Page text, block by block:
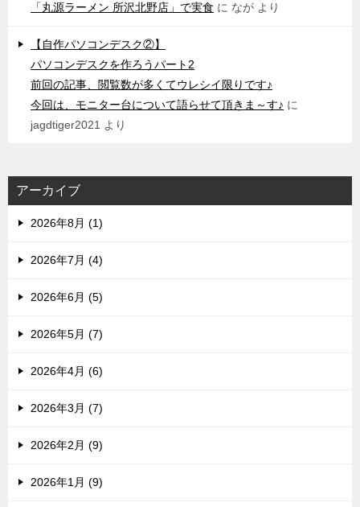
「丸源ラーメン 所沢北野店」で実食 に なが より
【自作パソコンデスク②】
パソコンデスクを作ろうパート2
前回の記事、閲覧数が多くてウレシイ限りです♪
今回は、モニター台について語らせて頂きま～す♪ に
jagdtiger2021 より
アーカイブ
2026年8月 (1)
2026年7月 (4)
2026年6月 (5)
2026年5月 (7)
2026年4月 (6)
2026年3月 (7)
2026年2月 (9)
2026年1月 (9)